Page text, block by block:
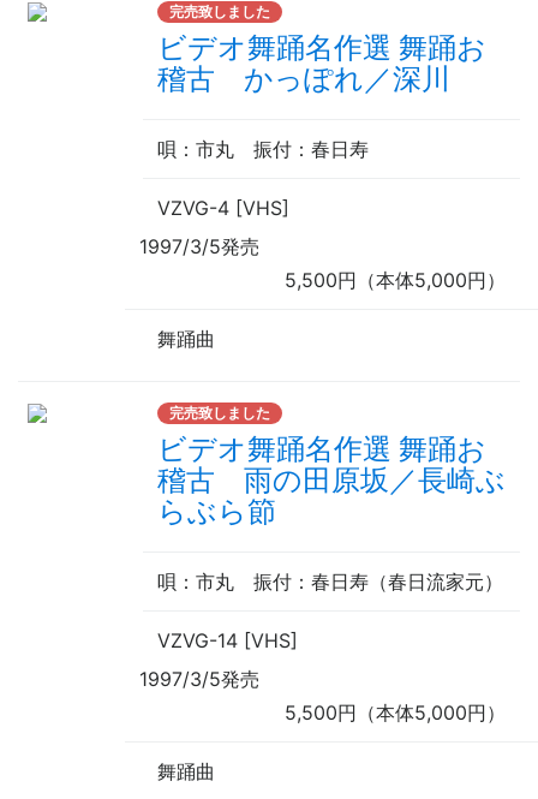
完売致しました
ビデオ舞踊名作選 舞踊お
稽古 かっぽれ／深川
唄 ：市丸 振付 ：春日寿
VZVG-4 [VHS]
1997/3/5発売
5,500円（本体5,000円）
舞踊曲
完売致しました
ビデオ舞踊名作選 舞踊お
稽古 雨の田原坂／長崎ぶ
らぶら節
唄 ：市丸 振付 ：春日寿（春日流家元）
VZVG-14 [VHS]
1997/3/5発売
5,500円（本体5,000円）
舞踊曲